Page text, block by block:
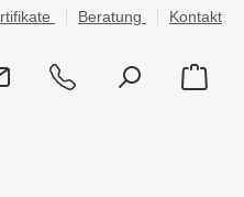
Beratung Kontakt